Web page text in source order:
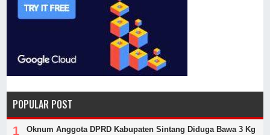
POPULAR POST
Oknum Anggota DPRD Kabupaten Sintang Diduga Bawa 3 Kg